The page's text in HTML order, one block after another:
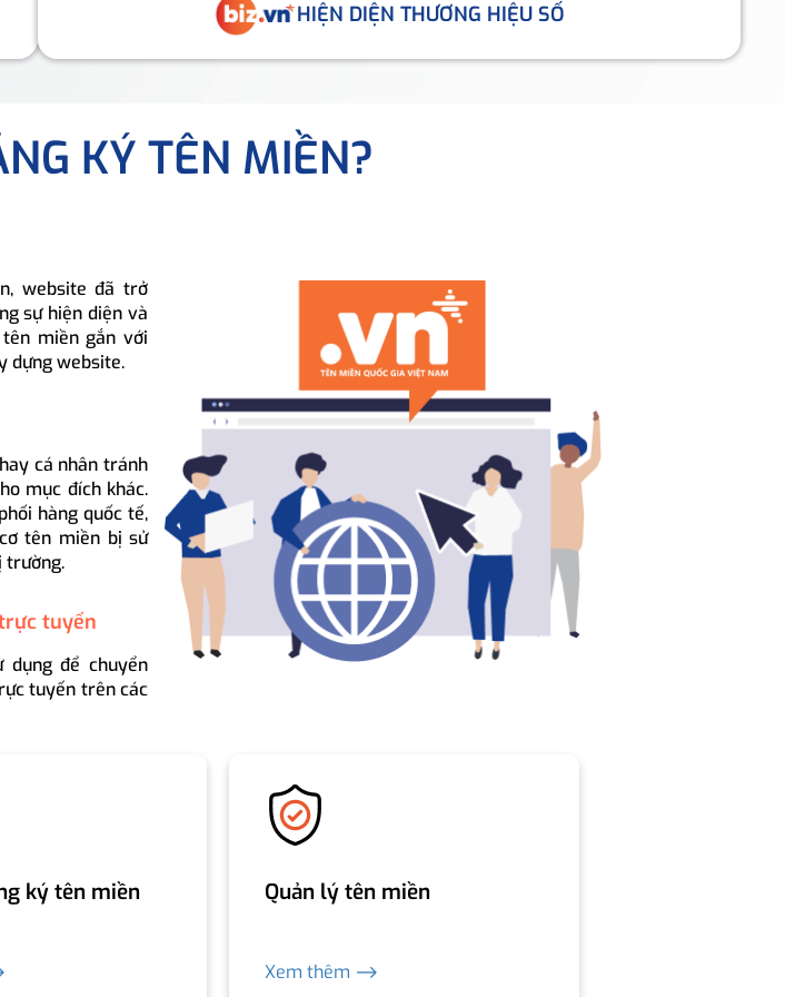
HIỆN DIỆN THƯƠNG HIỆU SỐ
KÝ TÊN MIỀN?
website đã trở
sự hiện diện và
miền gắn với
dựng website.
cá nhân tránh
mục đích khác.
hàng quốc tế,
tên miền bị sử
trường.
tuyến
để chuyển
tuyến trên các
ký tên miền
Quản lý tên miền
Xem thêm ⟶